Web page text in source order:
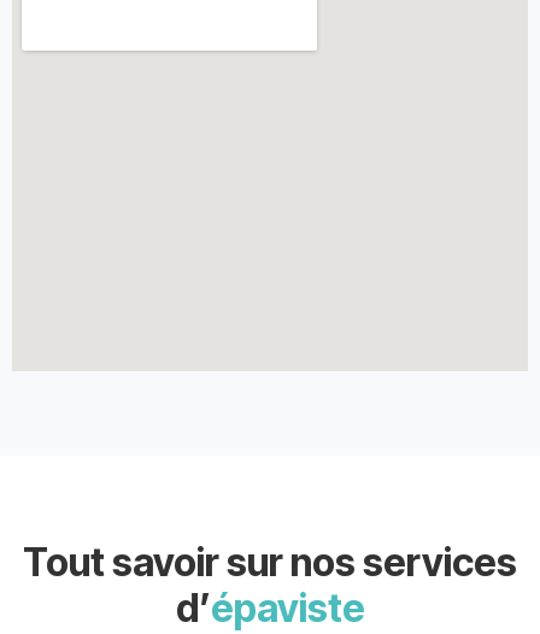
Tout savoir sur nos services
d’épaviste